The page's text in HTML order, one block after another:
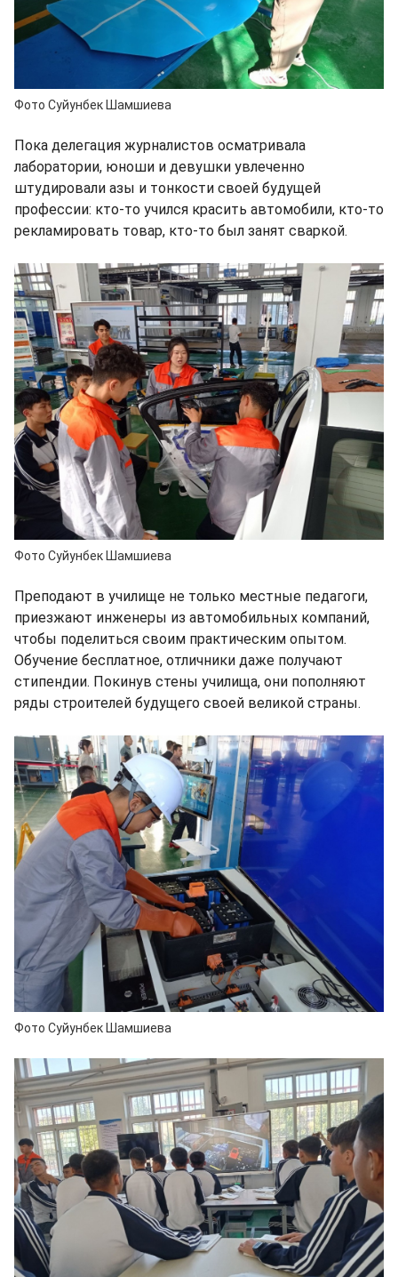
Фото Суйунбек Шамшиева
Пока делегация журналистов осматривала
лаборатории, юноши и девушки увлеченно
штудировали азы и тонкости своей будущей
профессии: кто-то учился красить автомобили, кто-то
рекламировать товар, кто-то был занят сваркой.
Фото Суйунбек Шамшиева
Преподают в училище не только местные педагоги,
приезжают инженеры из автомобильных компаний,
чтобы поделиться своим практическим опытом.
Обучение бесплатное, отличники даже получают
стипендии. Покинув стены училища, они пополняют
ряды строителей будущего своей великой страны.
Фото Суйунбек Шамшиева